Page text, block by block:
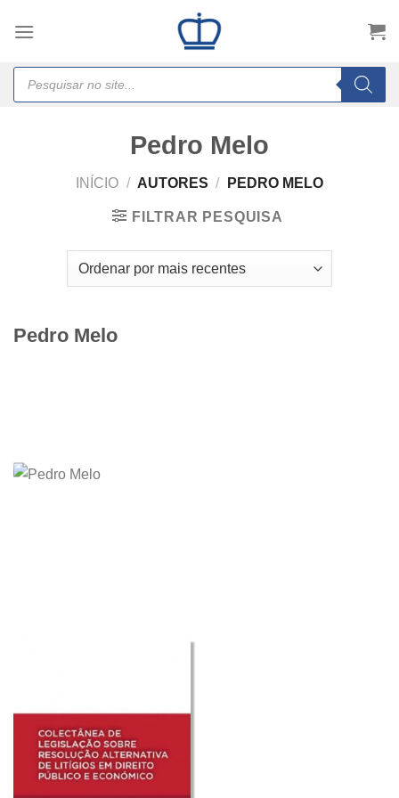
Products
search
Pedro Melo
INÍCIO / AUTORES / PEDRO MELO
FILTRAR PESQUISA
Pedro Melo